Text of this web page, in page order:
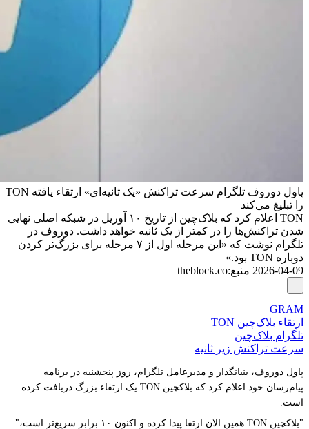
پاول دوروف تلگرام سرعت تراکنش «یک ثانیه‌ای» ارتقاء یافته TON
را تبلیغ می‌کند
TON اعلام کرد که بلاک‌چین از تاریخ ۱۰ آوریل در شبکه اصلی نهایی
شدن تراکنش‌ها را در کمتر از یک ثانیه خواهد داشت. دوروف در
تلگرام نوشت که «این مرحله اول از ۷ مرحله برای بزرگ‌تر کردن
دوباره TON بود.»
2026-04-09 منبع:
theblock.co
GRAM
ارتقاء بلاک‌چین TON
تلگرام بلاک‌چین
سرعت تراکنش زیر ثانیه
پاول دوروف، بنیانگذار و مدیرعامل تلگرام، روز پنجشنبه در برنامه
پیام‌رسان خود اعلام کرد که بلاکچین TON یک ارتقاء بزرگ دریافت کرده
است.
"
بلاکچین TON همین الان ارتقا پیدا کرده و اکنون ۱۰ برابر سریع‌تر است،"